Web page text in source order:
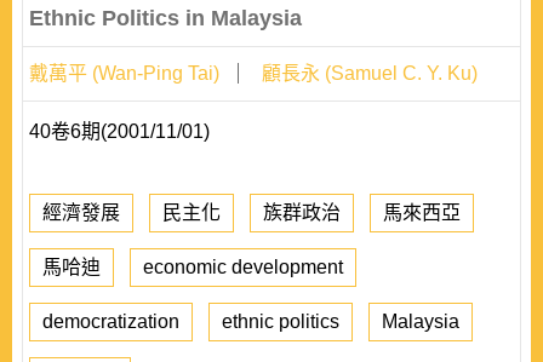
Ethnic Politics in Malaysia
戴萬平 (Wan-Ping Tai) 顧長永 (Samuel C. Y. Ku)
40卷6期(2001/11/01)
經濟發展 民主化 族群政治 馬來西亞
馬哈迪 economic development
democratization ethnic politics Malaysia